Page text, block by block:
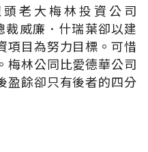
老大梅林投資公司
威廉．什瑞葉卻以建
項目為努力目標。可惜
梅林公同比愛德華公司
盈餘卻只有後者的四分